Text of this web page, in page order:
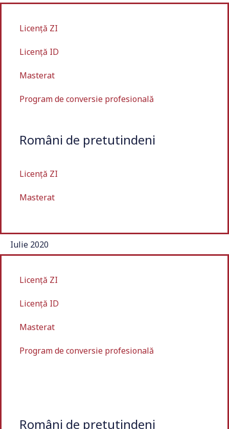
Licență ZI
Licență ID
Masterat
Program de conversie profesională
Români de pretutindeni
Licență ZI
Masterat
Iulie 2020
Licență ZI
Licență ID
Masterat
Program de conversie profesională
Români de pretutindeni